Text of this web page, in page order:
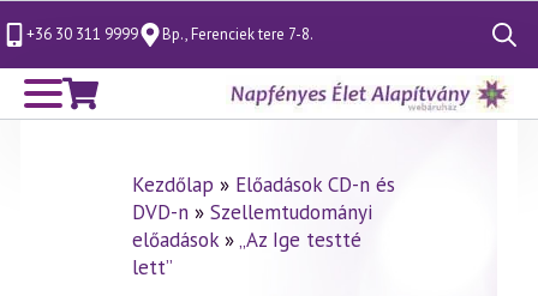
+36 30 311 9999 Bp., Ferenciek tere 7-8.
Search
for:
Kezdőlap » Előadások CD-n és
DVD-n» Szellemtudományi
előadások»„Az Ige testté
lett”